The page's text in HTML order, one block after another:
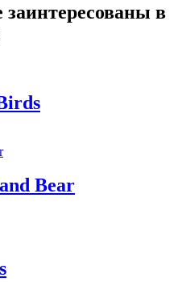
в
Bear